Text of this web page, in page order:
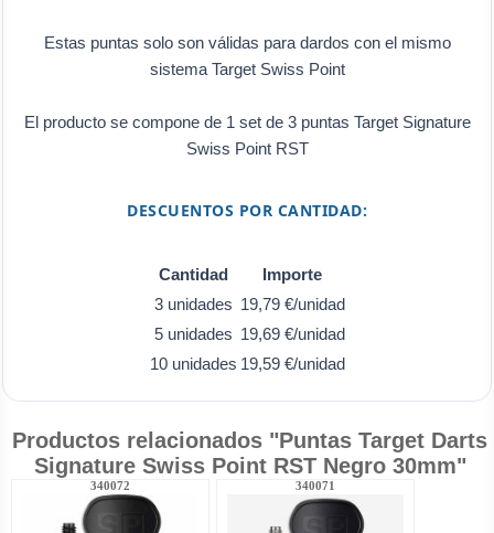
Estas puntas solo son válidas para dardos con el mismo
sistema Target Swiss Point
El producto se compone de 1 set de 3 puntas Target Signature
Swiss Point RST
DESCUENTOS POR CANTIDAD:
Cantidad
Importe
3 unidades 19,79 €/unidad
5 unidades 19,69 €/unidad
10 unidades 19,59 €/unidad
Productos relacionados "Puntas Target Darts
Signature Swiss Point RST Negro 30mm"
340072 340071